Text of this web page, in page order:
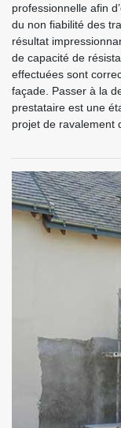
professionnelle afin
du non fiabilité des
résultat
de capacité de
effectuées sont
façade. Passer à la
prestataire est une
projet de ravalement